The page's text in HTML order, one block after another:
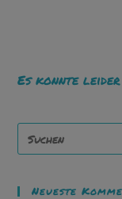
Es konnte
Neueste